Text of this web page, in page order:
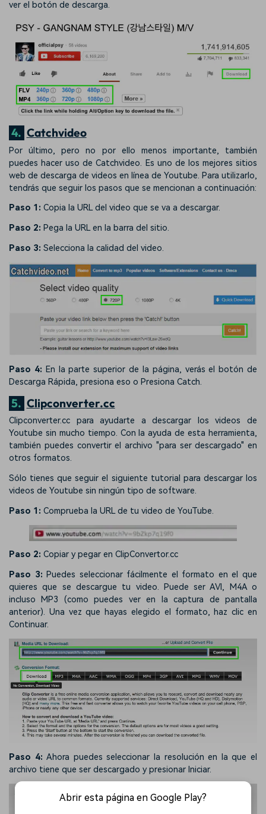
ver el botón de descarga.
4. Catchvideo
Por último, pero no por ello menos importante, también
puedes hacer uso de Catchvideo. Es uno de los mejores sitios
web de descarga de videos en línea de Youtube. Para utilizarlo,
tendrás que seguir los pasos que se mencionan a continuación:
Paso 1: Copia la URL del video que se va a descargar.
Paso 2: Pega la URL en la barra del sitio.
Paso 3: Selecciona la calidad del video.
Paso 4: En la parte superior de la página, verás el botón de
Descarga Rápida, presiona eso o Presiona Catch.
5. Clipconverter.cc
Clipconverter.cc para ayudarte a descargar los videos de
Youtube sin mucho tiempo. Con la ayuda de esta herramienta,
también puedes convertir el archivo "para ser descargado" en
otros formatos.
Sólo tienes que seguir el siguiente tutorial para descargar los
videos de Youtube sin ningún tipo de software.
Paso 1: Comprueba la URL de tu video de YouTube.
Paso 2: Copiar y pegar en ClipConvertor.cc
Paso 3: Puedes seleccionar fácilmente el formato en el que
quieres que se descargue tu video. Puede ser AVI, M4A o
incluso MP3 (como puedes ver en la captura de pantalla
anterior). Una vez que hayas elegido el formato, haz clic en
Continuar.
Paso 4:Ahora puedes seleccionar la resolución en la que el
archivo tiene que ser descargado y presionar Iniciar.
Abrir esta página en Google Play?